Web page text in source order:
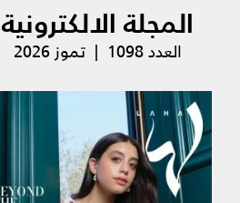
المجلة الالكترونية
العدد 1098 | تموز 2026